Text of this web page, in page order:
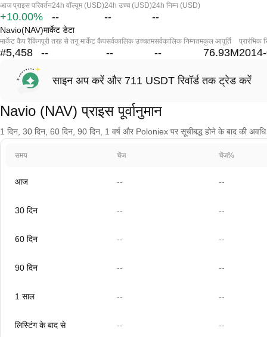
आज प्राइस परिवर्तन
+10.00%
24h वॉल्यूम (USD)
--
24h उच्च (USD)
--
24h निम्न (USD)
--
Navio(NAV)मार्केट डेटा
मार्केट कैप रैंकिंग
#5,458
पूरी तरह से तनु मार्केट कैप
--
सर्वकालिक उच्चतम
--
सर्वकालिक निम्नतम
--
कुल आपूर्ति
76.93M
प्रारंभिक
साइन अप करें और 711 USDT रिवॉर्ड तक ट्रेड करें
Navio (NAV) प्राइस पूर्वानुमान
1 दिन, 30 दिन, 60 दिन, 90 दिन, 1 वर्ष और Poloniex पर सूचीबद्ध होने के बाद की
समय चेंज चेंज%
आज -- --
30 दिन -- --
60 दिन -- --
90 दिन -- --
1 साल -- --
लिस्टिंग के बाद से -- --